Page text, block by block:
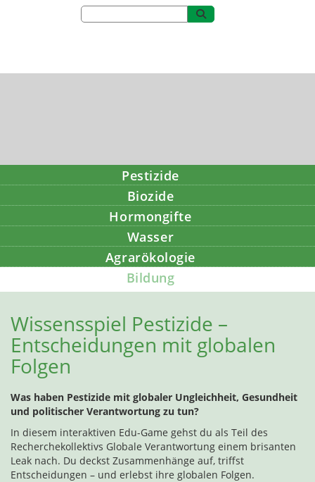
Pestizide
Biozide
Hormongifte
Wasser
Agrarökologie
Bildung
Wissensspiel Pestizide –
Entscheidungen mit globalen
Folgen
Was haben Pestizide mit globaler Ungleichheit, Gesundheit
und politischer Verantwortung zu tun?
In diesem interaktiven Edu-Game gehst du als Teil des
Recherchekollektivs Globale Verantwortung einem brisanten
Leak nach. Du deckst Zusammenhänge auf, triffst
Entscheidungen – und erlebst ihre globalen Folgen.